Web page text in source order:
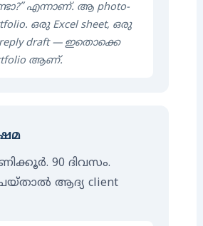
എന്നാണ്. ആ photo-
ഒരു Excel sheet, ഒരു
reply draft — ഇതൊക്കെ
ആണ്.
90 ദിവസം.
ആദ്യ client